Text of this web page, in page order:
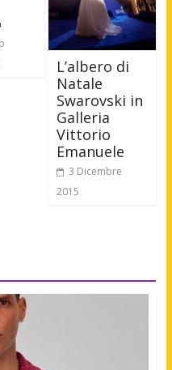
L’albero di
Natale
Swarovski in
Galleria
Vittorio
Emanuele
3 Dicembre
2015